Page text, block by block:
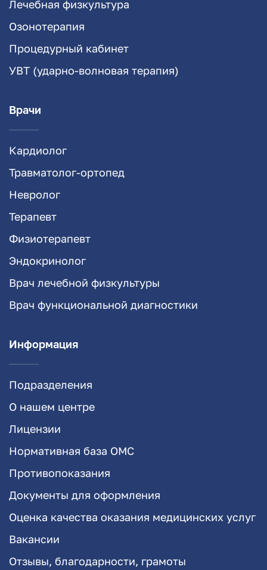
Лечебная физкультура
Озонотерапия
Процедурный кабинет
УВТ (ударно-волновая терапия)
Врачи
Кардиолог
Травматолог-ортопед
Невролог
Терапевт
Физиотерапевт
Эндокринолог
Врач лечебной физкультуры
Врач функциональной диагностики
Информация
Подразделения
О нашем центре
Лицензии
Нормативная база ОМС
Противопоказания
Документы для оформления
Оценка качества оказания медицинских услуг
Вакансии
Отзывы, благодарности, грамоты